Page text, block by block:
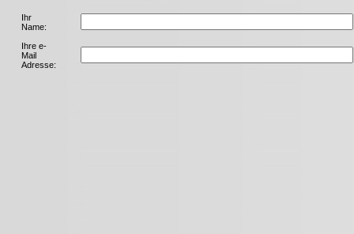
Ihr
Name:
Ihre e-
Mail
Adresse: